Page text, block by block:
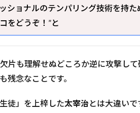
ショナルのテンパリング技術を持た
をどうぞ！”と
片も理解せぬどころか逆に攻撃し
残念なことです。
徒」を上梓した太宰治とは大違い